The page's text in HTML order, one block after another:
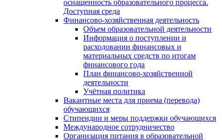
оснащенность образовательного процесса.
Доступная среда
Финансово-хозяйственная деятельность
Объем образовательной деятельности
Информация о поступлении и
расходовании финансовых и
материальных средств по итогам
финансового года
План финансово-хозяйственной
деятельности
Учётная политика
Вакантные места для приема (перевода)
обучающихся
Стипендии и меры поддержки обучающихся
Международное сотрудничество
Организация питания в образовательной